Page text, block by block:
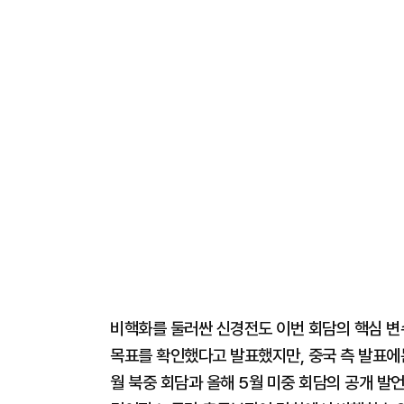
비핵화를 둘러싼 신경전도 이번 회담의 핵심
목표를 확인했다고 발표했지만, 중국 측 발표
월 북중 회담과 올해 5월 미중 회담의 공개 발